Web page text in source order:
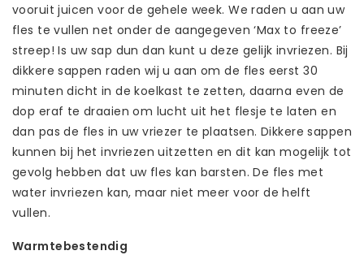
vooruit juicen voor de gehele week. We raden u aan uw
fles te vullen net onder de aangegeven ‘Max to freeze’
streep! Is uw sap dun dan kunt u deze gelijk invriezen. Bij
dikkere sappen raden wij u aan om de fles eerst 30
minuten dicht in de koelkast te zetten, daarna even de
dop eraf te draaien om lucht uit het flesje te laten en
dan pas de fles in uw vriezer te plaatsen. Dikkere sappen
kunnen bij het invriezen uitzetten en dit kan mogelijk tot
gevolg hebben dat uw fles kan barsten. De fles met
water invriezen kan, maar niet meer voor de helft
vullen.
Warmtebestendig